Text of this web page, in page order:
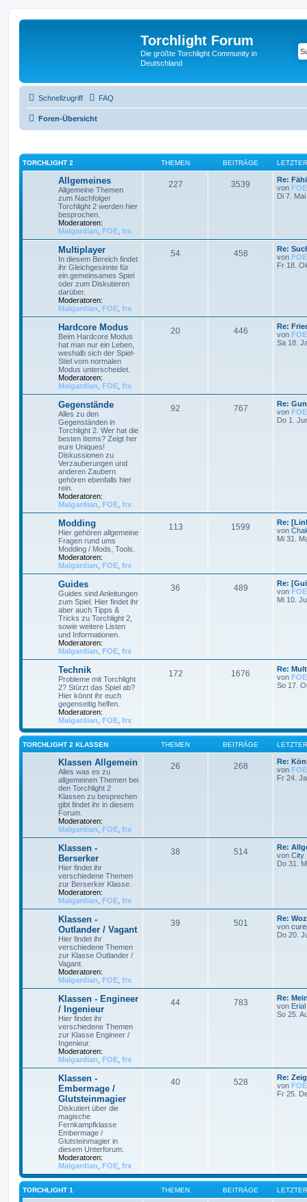
Torchlight Forum
Die größte Torchlight Community in
Deutschland
Schnellzugriff FAQ
Foren-Übersicht
TORCHLIGHT 2 THEMEN BEITRÄGE
Allgemeines
Allgemeine Themen
zum Nachfolger
Torchlight 2 werden hier
besprochen.
Moderatoren:
Malgardian
FOE frx
227 3539
Re:
von FOE
Di 7.
Multiplayer
In diesem Bereich findet
ihr Gleichgesinnte für
ein gemeinsames Spiel
oder zum Diskutieren
darüber.
Moderatoren:
Malgardian
FOE frx
54 458
Re:
von FOE
Fr 18.
Hardcore Modus
Beim Hardcore Modus
hat man nur ein Leben,
weshalb sich der Spiel-
Stiel vom normalen
Modus unterscheidet.
Moderatoren:
Malgardian FOE frx
20 446
Re:
von FOE
Sa 18.
Gegenstände
Alles zu den
Gegenständen in
Torchlight 2. Wer hat die
besten Items? Zeigt her
eure Uniques!
Diskussionen zu
Verzauberungen und
anderen Zaubern
gehören ebenfalls hier
rein.
Moderatoren:
Malgardian FOE frx
92 767
Re:
von FOE
Do 1.
Modding
Hier gehören allgemeine
Fragen rund ums
Modding / Mods, Tools.
Moderatoren:
Malgardian FOE frx
113 1599
Re:
von
Mi 31.
Guides
Guides sind Anleitungen
zum Spiel. Hier findet ihr
aber auch Tipps &
Tricks zu Torchlight 2,
sowie weitere Listen
und Informationen.
Moderatoren:
Malgardian FOE frx
36 489
Re:
von FOE
Mi 10.
Technik
Probleme mit Torchlight
2? Stürzt das Spiel ab?
Hier könnt ihr euch
gegenseitig helfen.
Moderatoren:
Malgardian FOE frx
172 1676
Re:
von FOE
So 17.
TORCHLIGHT 2 KLASSEN THEMEN BEITRÄGE
Klassen Allgemein
Alles was es zu
allgemeinen Themen bei
den Torchlight 2
Klassen zu besprechen
gibt findet ihr in diesem
Forum.
Moderatoren:
Malgardian
FOE frx
26 268
Re:
von FOE
Fr 24.
Klassen -
Berserker
Hier findet ihr
verschiedene Themen
zur Berserker Klasse.
Moderatoren:
Malgardian FOE frx
38 514
Re:
von City
Do 31.
Klassen -
Outlander / Vagant
Hier findet ihr
verschiedene Themen
zur Klasse Outlander /
Vagant.
Moderatoren:
Malgardian FOE frx
39 501
Re:
von
Do 20.
Klassen - Engineer
/ Ingenieur
Hier findet ihr
verschiedene Themen
zur Klasse Engineer /
Ingenieur.
Moderatoren:
Malgardian FOE frx
44 783
Re:
von Erial
So 25.
Klassen -
Embermage /
Glutsteinmagier
Diskutiert über die
magische
Fernkampfklasse
Embermage /
Glutsteinmagier in
diesem Unterforum.
Moderatoren:
Malgardian FOE frx
40 528
Re:
von FOE
Fr 25.
TORCHLIGHT 1 THEMEN BEITRÄGE